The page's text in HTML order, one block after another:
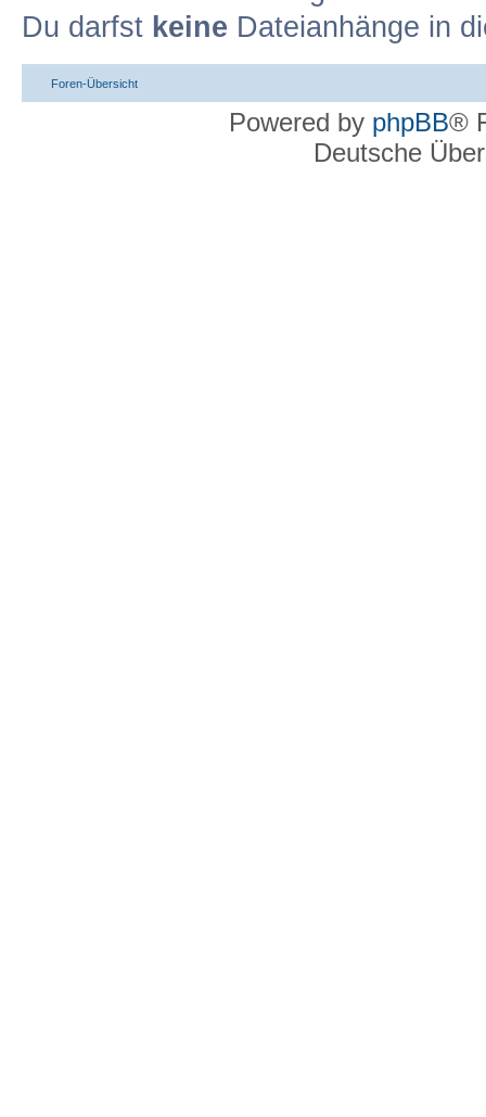
Du darfst keine Dateianhänge in
Foren-Übersicht
Powered by phpBB®
Deutsche